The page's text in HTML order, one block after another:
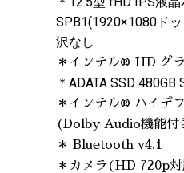
SPB1(1920×1080ド
沢なし
＊インテル® HD グ
＊ADATA SSD 480GB
＊インテル® ハイデ
(Dolby Audio機能付
＊ Bluetooth v4.1
＊カメラ(HD 720p